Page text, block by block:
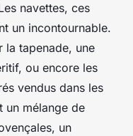
navettes, ces
un incontournable.
la tapenade, une
ou encore les
vendus dans les
un mélange de
un